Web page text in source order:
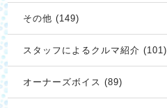
その他 (149)
スタッフによるクルマ紹介 (101)
オーナーズボイス (89)